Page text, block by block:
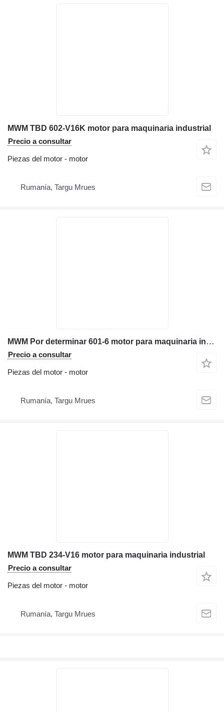
MWM TBD 602-V16K motor para maquinaria industrial
Precio a consultar
Piezas del motor - motor
Rumanía, Targu Mrues
MWM Por determinar 601-6 motor para maquinaria industrial
Precio a consultar
Piezas del motor - motor
Rumanía, Targu Mrues
MWM TBD 234-V16 motor para maquinaria industrial
Precio a consultar
Piezas del motor - motor
Rumanía, Targu Mrues